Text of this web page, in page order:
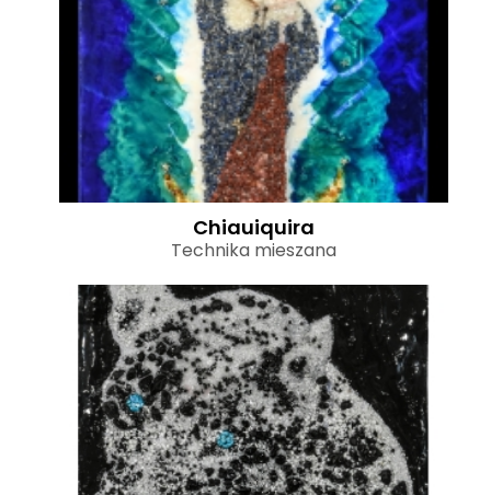
Chiauiquira
Technika mieszana